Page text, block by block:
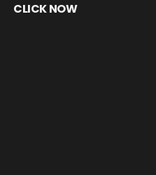
CLICK NOW